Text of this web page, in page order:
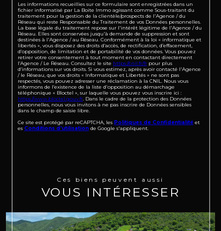
Les informations recueillies sur ce formulaire sont enregistrées dans un
fichier informatisé par La Boite Immo agissant comme Sous-traitant du
traitement pour la gestion de la clientèle/prospects de l'Agence / du
Réseau qui reste Responsable du Traitement de vos Données personnelles.
La base légale du traitement repose sur l'intérêt légitime de l'Agence / du
Réseau. Elles sont conservées jusqu'à demande de suppression et sont
destinées à l'Agence / au Réseau. Conformément à la loi « informatique et
libertés », vous disposez des droits d’accès, de rectification, d’effacement,
d’opposition, de limitation et de portabilité de vos données. Vous pouvez
retirer votre consentement à tout moment en contactant directement
l’Agence / Le Réseau. Consultez le site https://cnil.fr/fr pour plus
d’informations sur vos droits. Si vous estimez, après avoir contacté l'Agence
/ le Réseau, que vos droits « Informatique et Libertés » ne sont pas
respectés, vous pouvez adresser une réclamation à la CNIL. Nous vous
informons de l’existence de la liste d'opposition au démarchage
téléphonique « Bloctel », sur laquelle vous pouvez vous inscrire ici :
https://www.bloctel.gouv.fr . Dans le cadre de la protection des Données
personnelles, nous vous invitons à ne pas inscrire de Données sensibles
dans le champ de saisie libre.
Ce site est protégé par reCAPTCHA, les Politiques de Confidentialité et
es Conditions d'utilisation de Google s'appliquent.
Ces biens peuvent aussi
VOUS INTÉRESSER